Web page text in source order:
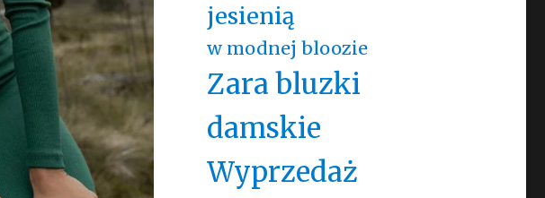
jesienią
w modnej bloozie
Zara bluzki
damskie
Wyprzedaż